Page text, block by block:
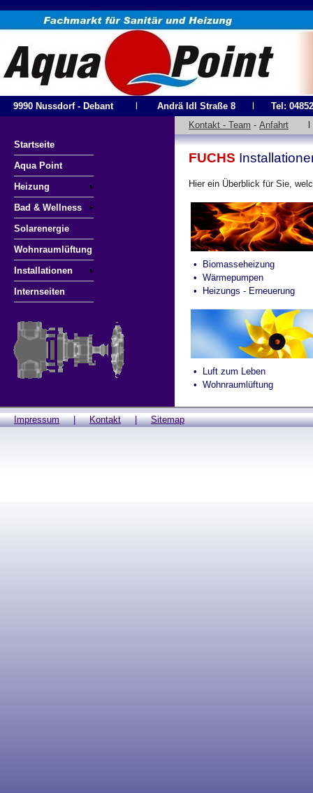
9990 Nussdorf - Debant Andrä Idl Straße 8
Tel:
Kontakt - Team - Anfahrt
Startseite
Aqua Point
Heizung
Bad & Wellness
Solarenergie
Wohnraumlüftung
Installationen
Internseiten
FUCHS
Hier ein Überblick für Sie,
• Biomasseheizung
• Wärmepumpen
• Heizungs - Erneuerung
• Luft zum Leben
• Wohnraumlüftung
Impressum|Kontakt|Sitemap